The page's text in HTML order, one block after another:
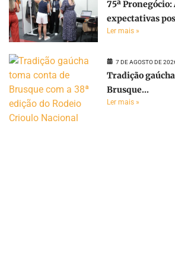
75ª
expectativas
Ler mais »
7 DE AGOSTO DE
Tradição
Brusque...
Ler mais »